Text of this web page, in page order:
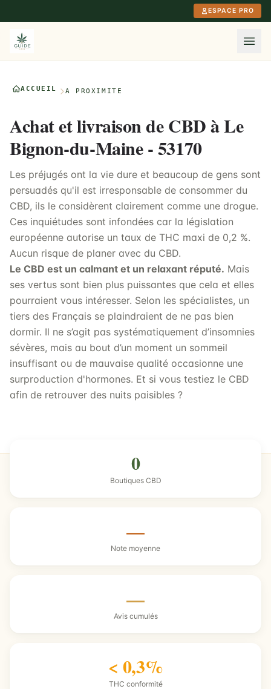
ESPACE PRO
ACCUEIL À PROXIMITÉ
Achat et livraison de CBD à Le
Bignon-du-Maine - 53170
Les préjugés ont la vie dure et beaucoup de gens sont
persuadés qu'il est irresponsable de consommer du
CBD, ils le considèrent clairement comme une drogue.
Ces inquiétudes sont infondées car la législation
européenne autorise un taux de THC maxi de 0,2 %.
Aucun risque de planer avec du CBD.
Le CBD est un calmant et un relaxant réputé. Mais
ses vertus sont bien plus puissantes que cela et elles
pourraient vous intéresser. Selon les spécialistes, un
tiers des Français se plaindraient de ne pas bien
dormir. Il ne s’agit pas systématiquement d’insomnies
sévères, mais au bout d’un moment un sommeil
insuffisant ou de mauvaise qualité occasionne une
surproduction d'hormones. Et si vous testiez le CBD
afin de retrouver des nuits paisibles ?
0
Boutiques CBD
—
Note moyenne
—
Avis cumulés
< 0,3%
THC conformité